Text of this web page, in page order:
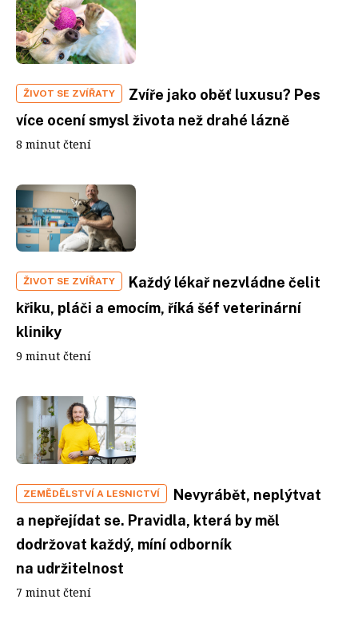
ŽIVOT SE ZVÍŘATY
Zvíře jako oběť luxusu? Pes
více ocení smysl života než drahé lázně
8 minut čtení
ŽIVOT SE ZVÍŘATY
Každý lékař nezvládne čelit
křiku, pláči a emocím, říká šéf veterinární
kliniky
9 minut čtení
ZEMĚDĚLSTVÍ A LESNICTVÍ
Nevyrábět, neplýtvat
a nepřejídat se. Pravidla, která by měl
dodržovat každý, míní odborník
na udržitelnost
7 minut čtení